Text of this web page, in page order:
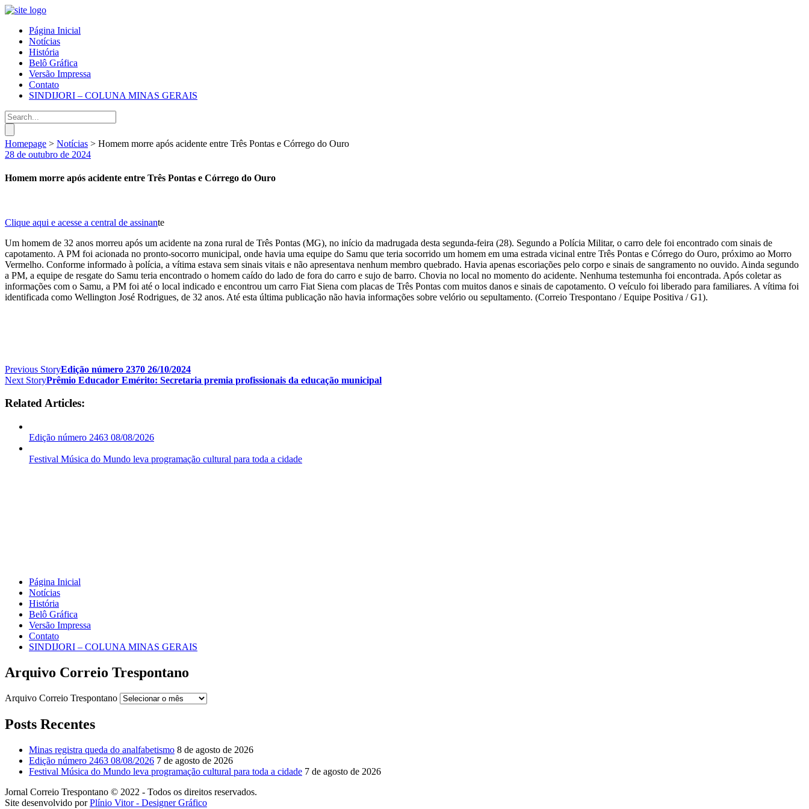
Página Inicial
Notícias
História
Belô Gráfica
Versão Impressa
Contato
SINDIJORI – COLUNA MINAS GERAIS
Homepage > Notícias > Homem morre após acidente entre Três Pontas e Córrego do Ouro
28 de outubro de 2024
Homem morre após acidente entre Três Pontas e Córrego do Ouro
Clique aqui e acesse a central de assinante
Um homem de 32 anos morreu após um acidente na zona rural de Três Pontas (MG), no início da madrugada desta segunda-feira (28). Segundo a Polícia Militar, o carro dele foi encontrado com sinais de
capotamento. A PM foi acionada no pronto-socorro municipal, onde havia uma equipe do Samu que teria socorrido um homem em uma estrada vicinal entre Três Pontas e Córrego do Ouro, próximo ao Morro
Vermelho. Conforme informado à polícia, a vítima estava sem sinais vitais e não apresentava nenhum membro quebrado. Havia apenas escoriações pelo corpo e sinais de sangramento no ouvido. Ainda segundo
a PM, a equipe de resgate do Samu teria encontrado o homem caído do lado de fora do carro e sujo de barro. Chovia no local no momento do acidente. Nenhuma testemunha foi encontrada. Após coletar as
informações com o Samu, a PM foi até o local indicado e encontrou um carro Fiat Siena com placas de Três Pontas com muitos danos e sinais de capotamento. O veículo foi liberado para familiares. A vítima foi
identificada como Wellington José Rodrigues, de 32 anos. Até esta última publicação não havia informações sobre velório ou sepultamento. (Correio Trespontano / Equipe Positiva / G1).
Previous StoryEdição número 2370 26/10/2024
Next StoryPrêmio Educador Emérito: Secretaria premia profissionais da educação municipal
Related Articles:
Edição número 2463 08/08/2026
Festival Música do Mundo leva programação cultural para toda a cidade
Página Inicial
Notícias
História
Belô Gráfica
Versão Impressa
Contato
SINDIJORI – COLUNA MINAS GERAIS
Arquivo Correio Trespontano
Arquivo Correio Trespontano
Posts Recentes
Minas registra queda do analfabetismo 8 de agosto de 2026
Edição número 2463 08/08/2026 7 de agosto de 2026
Festival Música do Mundo leva programação cultural para toda a cidade 7 de agosto de 2026
Jornal Correio Trespontano © 2022 - Todos os direitos reservados.
Site desenvolvido porPlínio Vitor - Designer Gráfico